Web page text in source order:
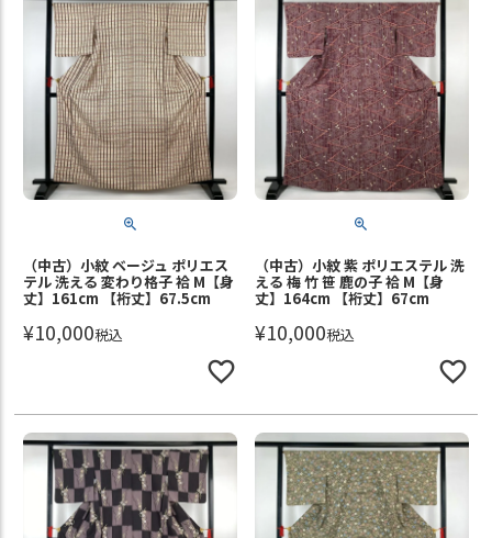
（中古）小紋 ベージュ ポリエス
テル 洗える 変わり格子 袷 M【身
丈】161cm 【裄丈】67.5cm
¥10,000税込
（中古）小紋 紫 ポリエステル 洗
える 梅 竹 笹 鹿の子 袷 M【身
丈】164cm 【裄丈】67cm
¥10,000税込